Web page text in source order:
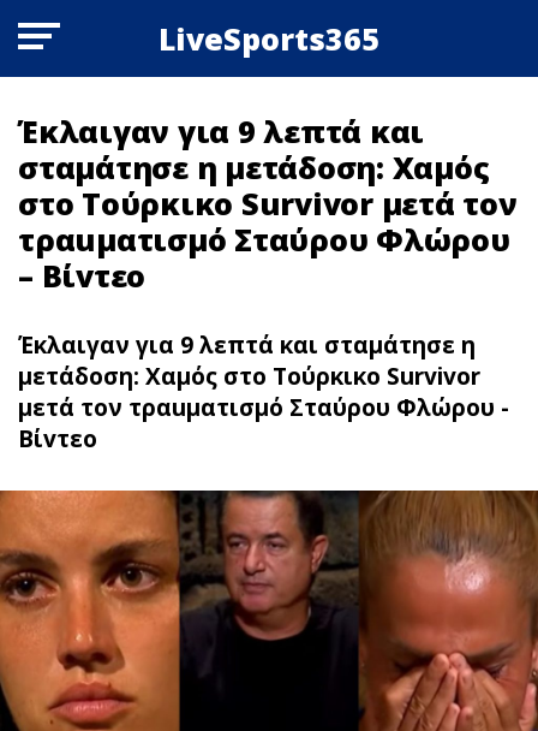
LiveSports365
Έκλαιγαν για 9 λεπτά και
σταμάτησε η μετάδοση: Χαμός
στο Τούρκικο Survivor μετά τον
τραuματισμό Σταύρου Φλώρου
– Bίvτεo
Έκλαιγαν για 9 λεπτά και σταμάτησε η
μετάδοση: Χαμός στο Τούρκικο Survivor
μετά τον τραuματισμό Σταύρου Φλώρου -
Bίvτεo